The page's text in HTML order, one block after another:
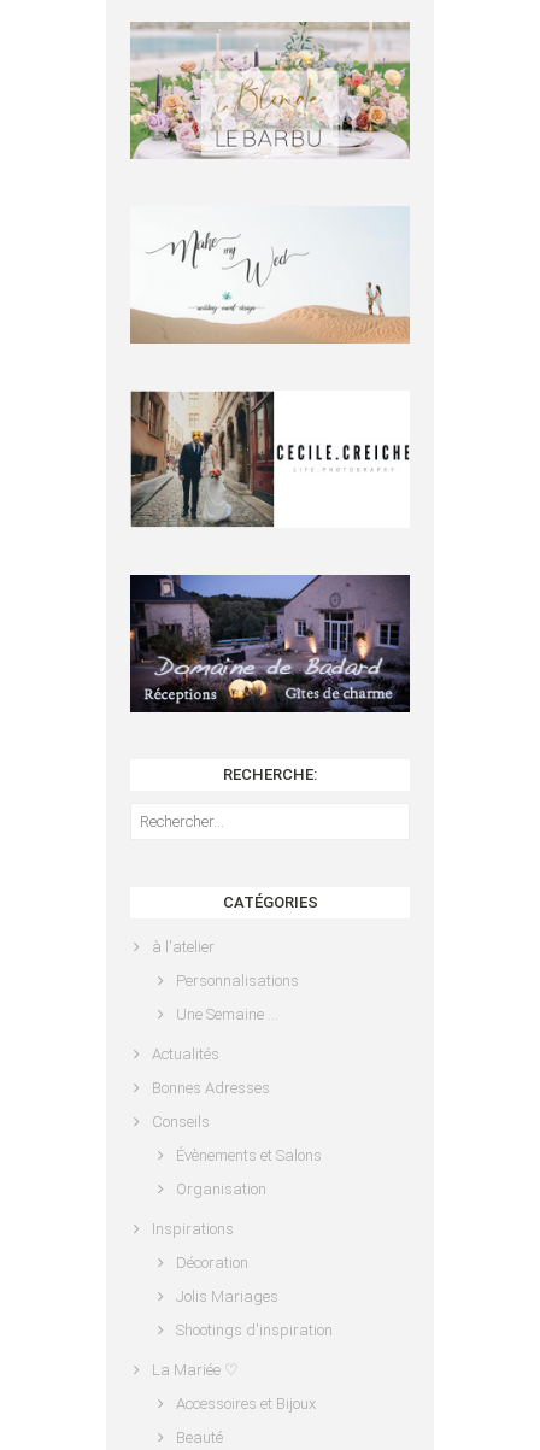
RECHERCHE:
Rechercher :
CATÉGORIES
à l'atelier
Personnalisations
Une Semaine …
Actualités
Bonnes Adresses
Conseils
Évènements et Salons
Organisation
Inspirations
Décoration
Jolis Mariages
Shootings d'inspiration
La Mariée ♡
Accessoires et Bijoux
Beauté